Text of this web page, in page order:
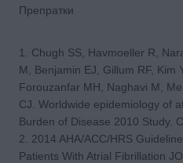
Препратки
1. Chugh SS, Havmoeller R,
M, Benjamin EJ, Gillum RF, Kim
Forouzanfar MH, Naghavi M,
CJ. Worldwide epidemiology of
Burden of Disease 2010 Study.
2. 2014 AHA/ACC/HRS
Patients With Atrial Fibrillation